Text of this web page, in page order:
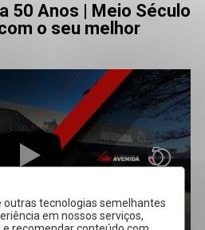
outras tecnologias semelhantes
em nossos serviços,
50 Anos | Meio Século
o seu melhor